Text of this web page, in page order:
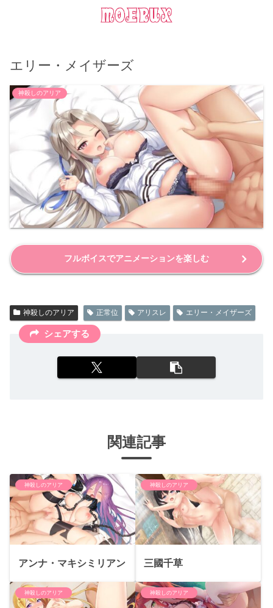
エリー・メイザーズ
神殺しのアリア
フルボイスでアニメーションを楽しむ
神殺しのアリア 正常位 アリスレ エリー・メイザーズ
シェアする
関連記事
神殺しのアリア
アンナ・マキシミリアン
神殺しのアリア
三國千草
神殺しのアリア 神殺しのアリア